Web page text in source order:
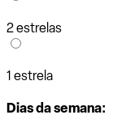
2 estrelas
1 estrela
Dias da semana: